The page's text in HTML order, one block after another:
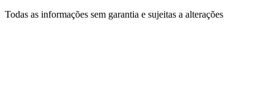
Todas as informações sem garantia e sujeitas a alterações